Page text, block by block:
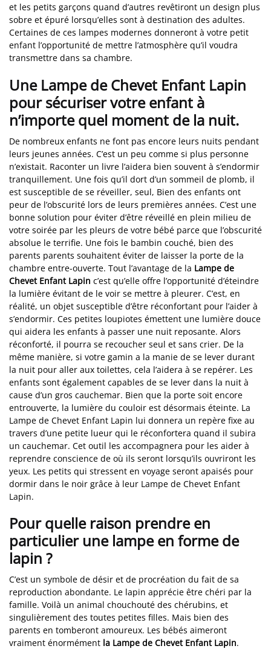
et les petits garçons quand d’autres revêtiront un design plus
sobre et épuré lorsqu’elles sont à destination des adultes.
Certaines de ces lampes modernes donneront à votre petit
enfant l’opportunité de mettre l’atmosphère qu’il voudra
transmettre dans sa chambre.
Une Lampe de Chevet Enfant Lapin
pour sécuriser votre enfant à
n’importe quel moment de la nuit.
De nombreux enfants ne font pas encore leurs nuits pendant
leurs jeunes années. C’est un peu comme si plus personne
n’existait. Raconter un livre l’aidera bien souvent à s’endormir
tranquillement. Une fois qu’il dort d’un sommeil de plomb, il
est susceptible de se réveiller, seul, Bien des enfants ont
peur de l’obscurité lors de leurs premières années. C’est une
bonne solution pour éviter d’être réveillé en plein milieu de
votre soirée par les pleurs de votre bébé parce que l’obscurité
absolue le terrifie. Une fois le bambin couché, bien des
parents parents souhaitent éviter de laisser la porte de la
chambre entre-ouverte. Tout l’avantage de la Lampe de
Chevet Enfant Lapin c’est qu’elle offre l’opportunité d’éteindre
la lumière évitant de le voir se mettre à pleurer. C’est, en
réalité, un objet susceptible d’être réconfortant pour l’aider à
s’endormir. Ces petites loupiotes émettent une lumière douce
qui aidera les enfants à passer une nuit reposante. Alors
réconforté, il pourra se recoucher seul et sans crier. De la
même manière, si votre gamin a la manie de se lever durant
la nuit pour aller aux toilettes, cela l’aidera à se repérer. Les
enfants sont également capables de se lever dans la nuit à
cause d’un gros cauchemar. Bien que la porte soit encore
entrouverte, la lumière du couloir est désormais éteinte. La
Lampe de Chevet Enfant Lapin lui donnera un repère fixe au
travers d’une petite lueur qui le réconfortera quand il subira
un cauchemar. Cet outil les accompagnera pour les aider à
reprendre conscience de où ils seront lorsqu’ils ouvriront les
yeux. Les petits qui stressent en voyage seront apaisés pour
dormir dans le noir grâce à leur Lampe de Chevet Enfant
Lapin.
Pour quelle raison prendre en
particulier une lampe en forme de
lapin ?
C’est un symbole de désir et de procréation du fait de sa
reproduction abondante. Le lapin apprécie être chéri par la
famille. Voilà un animal chouchouté des chérubins, et
singulièrement des toutes petites filles. Mais bien des
parents en tomberont amoureux. Les bébés aimeront
vraiment énormément la Lampe de Chevet Enfant Lapin.